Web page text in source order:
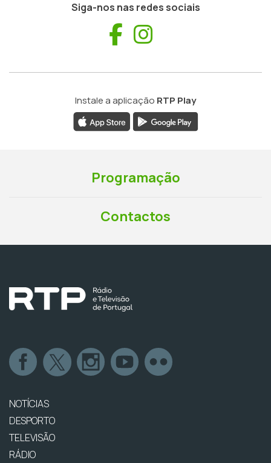
Siga-nos nas redes sociais
Facebook
Instale a aplicação RTP Play
Programação
Contactos
NOTÍCIAS
DESPORTO
TELEVISÃO
RÁDIO